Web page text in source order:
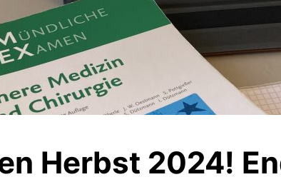
Herbst 2024!